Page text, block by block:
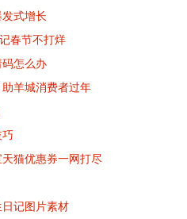
式增长
春节不打烊
怎么办
助羊城消费者过年
猫优惠券一网打尽
记图片素材